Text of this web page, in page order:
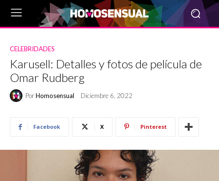
CELEBRIDADES
Karusell: Detalles y fotos de película de
Omar Rudberg
PorHomosensual Diciembre 6, 2022
Facebook X Pinterest